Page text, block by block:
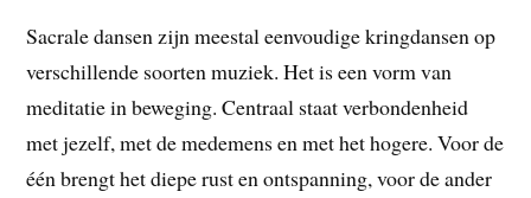
Sacrale dansen zijn meestal eenvoudige kringdansen op
verschillende soorten muziek. Het is een vorm van
meditatie in beweging. Centraal staat verbondenheid
met jezelf, met de medemens en met het hogere. Voor de
één brengt het diepe rust en ontspanning, voor de ander